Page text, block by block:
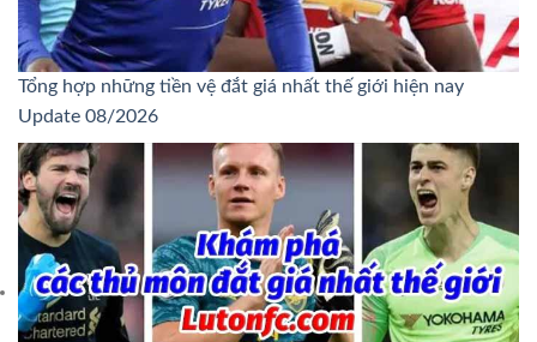
Tổng hợp những tiền vệ đắt giá nhất thế giới hiện nay
Update 08/2026